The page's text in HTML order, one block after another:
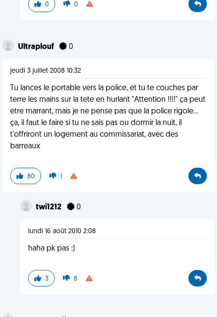
0 0
Ultraplouf 0
jeudi 3 juillet 2008 10:32
Tu lances le portable vers la police, et tu te couches par
terre les mains sur la tete en hurlant "Attention !!!!" ça peut
etre marrant, mais je ne pense pas que la police rigole...
ça, il faut le faire si tu ne sais pas ou dormir la nuit, il
t'offriront un logement au commissariat, avec des
barreaux
80 1
twi1212 0
lundi 16 août 2010 2:08
haha pk pas :)
3 8